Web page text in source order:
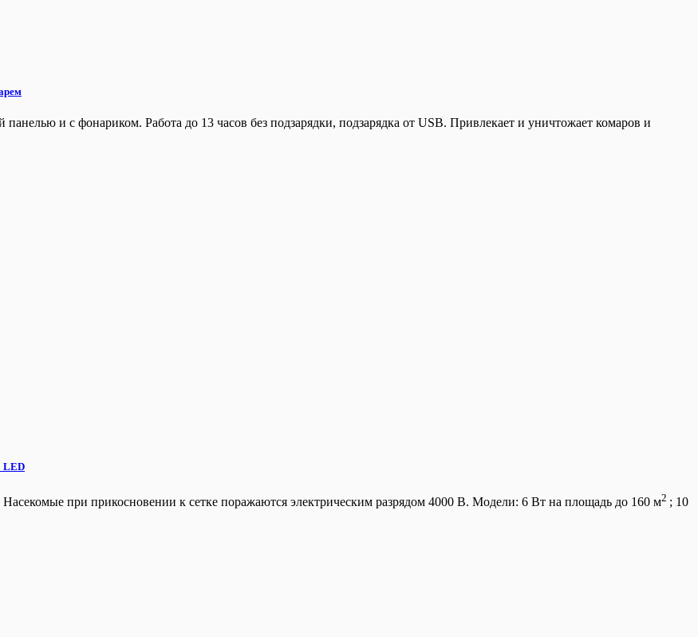
и с фонариком. Работа до 13 часов без подзарядки, подзарядка от USB. Привлекает и уничтожает комаров и
LED
Насекомые при прикосновении к сетке поражаются электрическим разрядом 4000 В. Модели: 6 Вт на площадь до 160 м2 ; 10